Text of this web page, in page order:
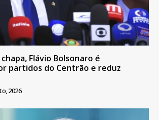
Flávio Bolsonaro é
partidos do Centrão e reduz
2026